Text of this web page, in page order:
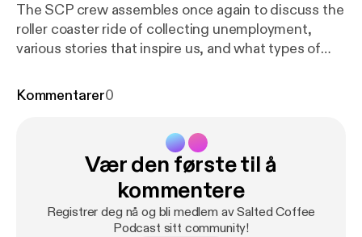
The SCP crew assembles once again to discuss the
roller coaster ride of collecting unemployment,
various stories that inspire us, and what types of
Devon McCann, Paul Z., and Brian Koenig
www.youtube.com/channel/UCtEfH-
3CDUVUio6TnSKTsfA Twitter:
twitter.com/SaltedCoffeePod Instagram:
instagram.com/saltedcoffeepodcast/ Email:
saltedcoffeepodcast@gmail.com
Kommentarer0
Vær den første til å
kommentere
Registrer deg nå og bli medlem av Salted Coffee
Podcast sitt community!